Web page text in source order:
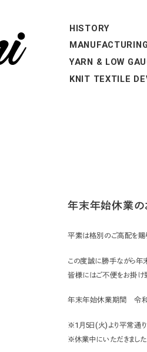
HISTORY
MANUFACTURING
YARN & LOW
KNIT TEXTILE
年末年始休業の
平素は格別のご高配を賜
この度誠に勝手ながら年
皆様にはご不便をお掛け
年末年始休業期間 令和
※1月5日(火)より平常通り
※休業中にいただきました